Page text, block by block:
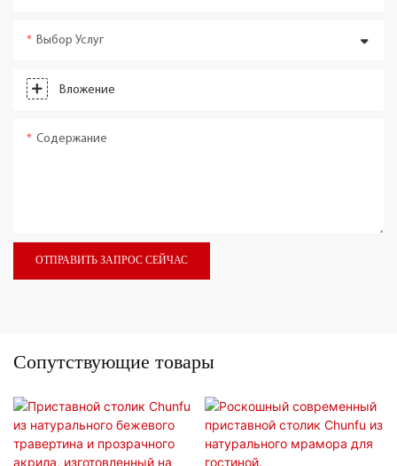
Выбор Услуг
Вложение
Содержание
ОТПРАВИТЬ ЗАПРОС СЕЙЧАС
Сопутствующие товары